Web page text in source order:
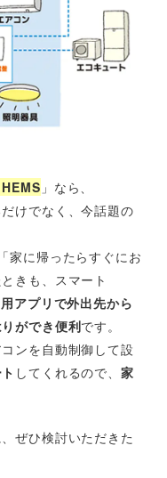
」なら、
けでなく、今話題の
家に帰ったらすぐにお
きも、スマート
アプリで外出先から
ができ便利です。
ンを自動制御して設
してくれるので、家
ぜひ検討いただきた